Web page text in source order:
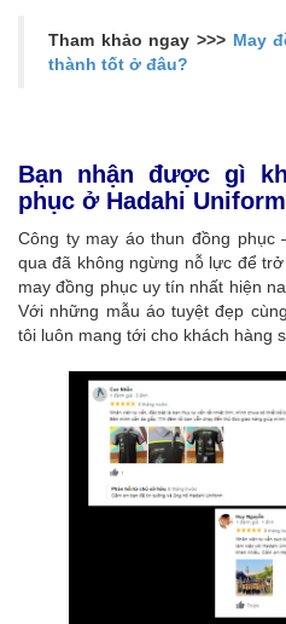
Tham khảo ngay >>> May
thành tốt ở đâu?
Bạn nhận được gì
phục ở Hadahi Uniform
Công ty may áo thun đồng phục
qua đã không ngừng nỗ lực để
may đồng phục uy tín nhất hiện
Với những mẫu áo tuyệt đẹp
tôi luôn mang tới cho khách hàng